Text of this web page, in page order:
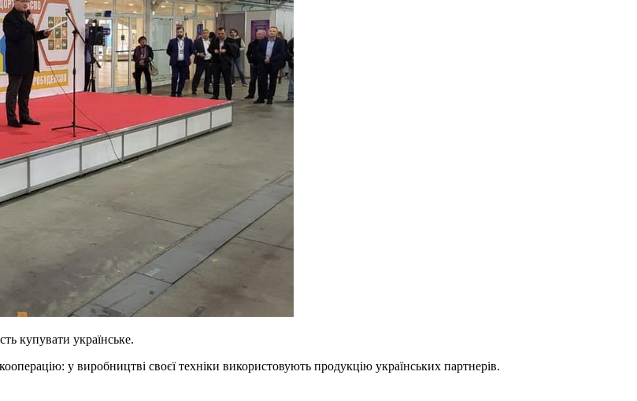
купувати українське.
у виробництві своєї техніки використовують продукцію українських партнерів.